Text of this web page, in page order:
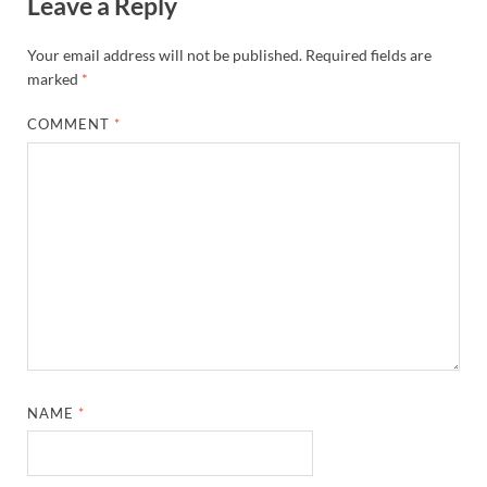
Bastar Story: बस्तर में लोकतंत्र की नई सुबह 47 गांवों में
UP Deputy CM KP Maurya: प्रयागराज पहुंचे डिप्टी
UP Kaushal Disha: कौशल दिशा पोर्टल से ग्रामीण युवाओं
Your email address will not be published. Required fields are
marked *
COMMENT *
NAME *